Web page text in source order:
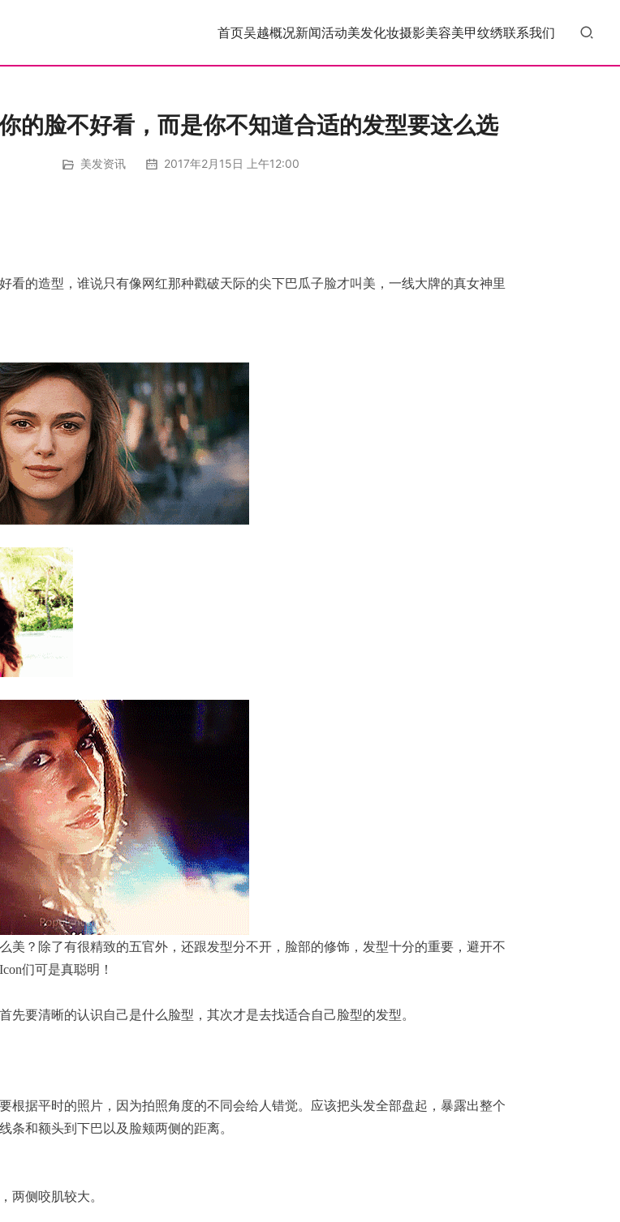
首页吴越概况新闻活动美发化妆摄影美容美甲纹绣联系我们
你的脸不好看，而是你不知道合适的发型要这么选
美发资讯 2017年2月15日 上午12:00
看的造型，谁说只有像网红那种戳破天际的尖下巴瓜子脸才叫美，一线大牌的真女神里
美？除了有很精致的五官外，还跟发型分不开，脸部的修饰，发型十分的重要，避开不
们可是真聪明！
先要清晰的认识自己是什么脸型，其次才是去找适合自己脸型的发型。
根据平时的照片，因为拍照角度的不同会给人错觉。应该把头发全部盘起，暴露出整个
条和额头到下巴以及脸颊两侧的距离。
两侧咬肌较大。